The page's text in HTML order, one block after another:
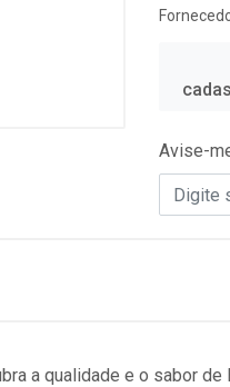
Avise-
a qualidade e o sabor